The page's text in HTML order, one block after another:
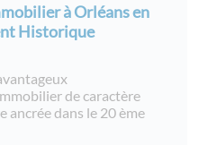
à Orléans en
Historique
de caractère
ancrée dans le 20 ème